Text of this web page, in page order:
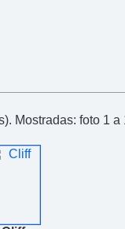
Mostradas: foto 1 a